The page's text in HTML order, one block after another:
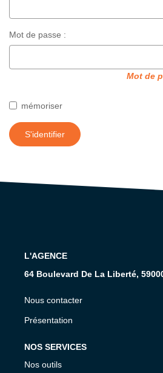
Mot de passe :
Mot de
mémoriser
S'identifier
L'AGENCE
64 Boulevard De La Liberté,
Nous contacter
Présentation
NOS SERVICES
Nos outils